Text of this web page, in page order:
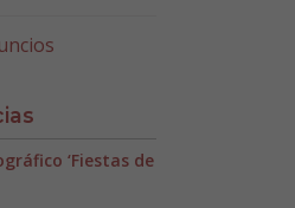
‘Fiestas de